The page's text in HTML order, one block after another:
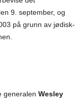
9. september, og
på grunn av jødisk-
generalen Wesley